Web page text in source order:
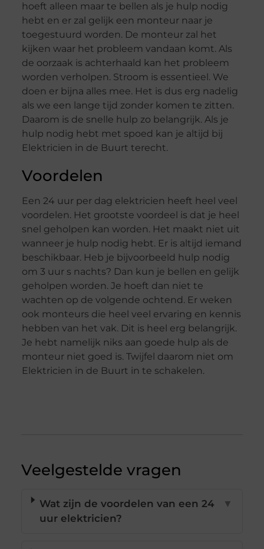
hoeft alleen maar te bellen als je hulp nodig
hebt en er zal gelijk een monteur naar je
toegestuurd worden. De monteur zal het
kijken waar het probleem vandaan komt. Als
de oorzaak is achterhaald kan het probleem
worden verholpen. Stroom is essentieel. We
doen er bijna alles mee. Het is dus erg nadelig
als we een lange tijd zonder komen te zitten.
Daarom is de snelle hulp zo belangrijk. Als je
hulp nodig hebt met spoed kan je altijd bij
Elektricien in de Buurt terecht.
Voordelen
Een 24 uur per dag elektricien heeft heel veel
voordelen. Het grootste voordeel is dat je heel
snel geholpen kan worden. Het maakt niet uit
wanneer je hulp nodig hebt. Er is altijd iemand
beschikbaar. Heb je bijvoorbeeld hulp nodig
om 3 uur s nachts? Dan kun je bellen en gelijk
geholpen worden. Je hoeft dan niet te
wachten op de volgende ochtend. Er weken
ook monteurs die heel veel ervaring en kennis
hebben van het vak. Dit is heel erg belangrijk.
Je hebt namelijk niks aan goede hulp als de
monteur niet goed is. Twijfel daarom niet om
Elektricien in de Buurt in te schakelen.
Veelgestelde vragen
Wat zijn de voordelen van een 24
uur elektricien?
▼